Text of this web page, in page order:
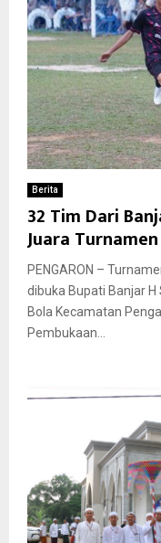
Berita
32 Tim Dari
Juara
PENGARON –
dibuka Bupati Banjar H
Bola Kecamatan
Pembukaan...